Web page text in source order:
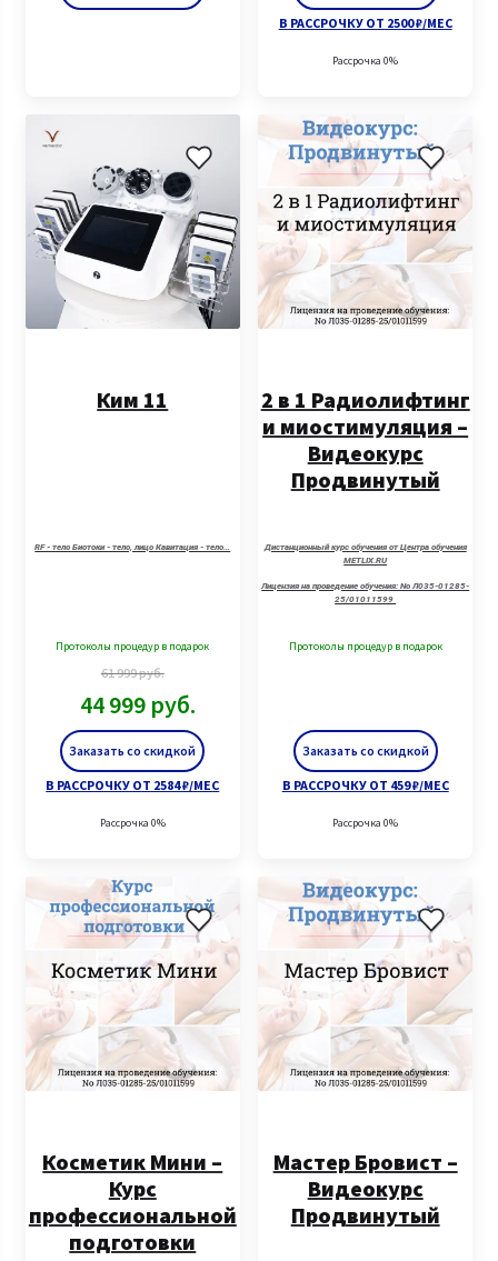
В РАССРОЧКУ ОТ 2500 ₽/МЕС
Рассрочка 0%
Заказать со скидкой
Ким 11
RF - тело Биотоки - тело, лицо Кавитация - тело…
Протоколы процедур в подарок
61 999руб.
44 999 руб.
В РАССРОЧКУ ОТ 2584 ₽/МЕС
Рассрочка 0%
Заказать со скидкой
2 в 1 Радиолифтинг
и миостимуляция –
Видеокурс
Продвинутый
Дистанционный курс обучения от Центра обучения
METLIX.RU
Лицензия на проведение обучения: No Л035-01285-
25/01011599
Протоколы процедур в подарок
В РАССРОЧКУ ОТ 459 ₽/МЕС
Рассрочка 0%
Косметик Мини –
Курс
профессиональной
подготовки
Мастер Бровист –
Видеокурс
Продвинутый